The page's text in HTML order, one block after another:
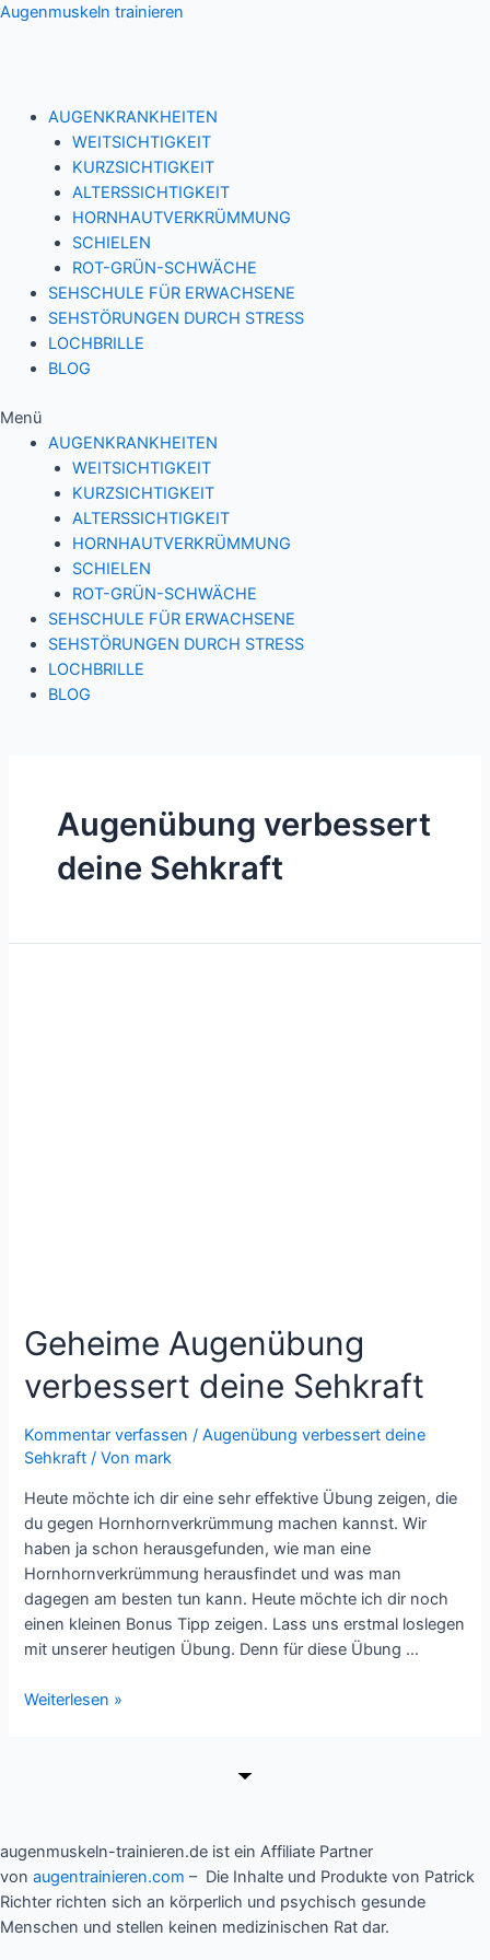
Zum
Augenmuskeln trainieren
AUGENKRANKHEITEN
WEITSICHTIGKEIT
KURZSICHTIGKEIT
ALTERSSICHTIGKEIT
HORNHAUTVERKRÜMMUNG
SCHIELEN
ROT-GRÜN-SCHWÄCHE
SEHSCHULE FÜR ERWACHSENE
SEHSTÖRUNGEN DURCH STRESS
LOCHBRILLE
BLOG
Menü
AUGENKRANKHEITEN
WEITSICHTIGKEIT
KURZSICHTIGKEIT
ALTERSSICHTIGKEIT
HORNHAUTVERKRÜMMUNG
SCHIELEN
ROT-GRÜN-SCHWÄCHE
SEHSCHULE FÜR ERWACHSENE
SEHSTÖRUNGEN DURCH STRESS
LOCHBRILLE
BLOG
Augenübung verbessert
deine Sehkraft
Geheime Augenübung
verbessert deine Sehkraft
Kommentar verfassen /Augenübung verbessert deine
Sehkraft / Von mark
Heute möchte ich dir eine sehr effektive Übung zeigen, die
du gegen Hornhornverkrümmung machen kannst. Wir
haben ja schon herausgefunden, wie man eine
Hornhornverkrümmung herausfindet und was man
dagegen am besten tun kann. Heute möchte ich dir noch
einen kleinen Bonus Tipp zeigen. Lass uns erstmal loslegen
mit unserer heutigen Übung. Denn für diese Übung …
Geheime
Weiterlesen »
augenmuskeln-trainieren.de ist ein Affiliate Partner
von augentrainieren.com – Die Inhalte und Produkte von Patrick
Richter richten sich an körperlich und psychisch gesunde
Menschen und stellen keinen medizinischen Rat dar.